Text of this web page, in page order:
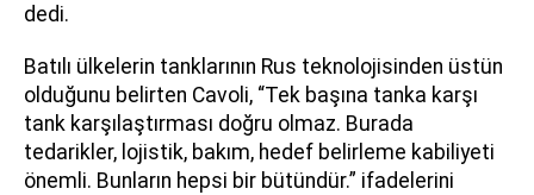
dedi.
Batılı ülkelerin tanklarının Rus teknolojisinden üstün
olduğunu belirten Cavoli, “Tek başına tanka karşı
tank karşılaştırması doğru olmaz. Burada
tedarikler, lojistik, bakım, hedef belirleme kabiliyeti
önemli. Bunların hepsi bir bütündür.” ifadelerini